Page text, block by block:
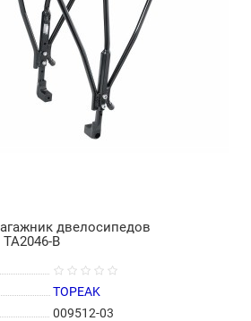
двелосипедов
B
TOPEAK
009512-03